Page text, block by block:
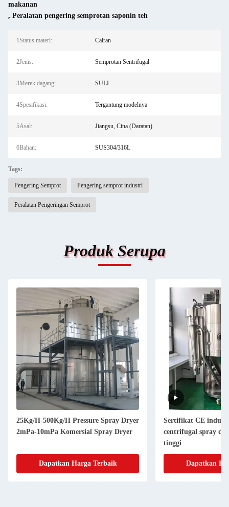
makanan
, Peralatan pengering semprotan saponin teh
1Status materi: Cairan
2Jenis: Semprotan Sentrifugal
3Merek dagang: SULI
4Spesifikasi: Tergantung modelnya
5Asal: Jiangsu, Cina (Daratan)
6Bahan: SUS304/316L
Tags:
Pengering Semprot Pengering semprot industri
Peralatan Pengeringan Semprot
Produk Serupa
25Kg/H-500Kg/H Pressure Spray Dryer
2mPa-10mPa Komersial Spray Dryer
Dapatkan Harga Terbaik
Sertifikat CE
centrifugal spray
tinggi
Dapatkan